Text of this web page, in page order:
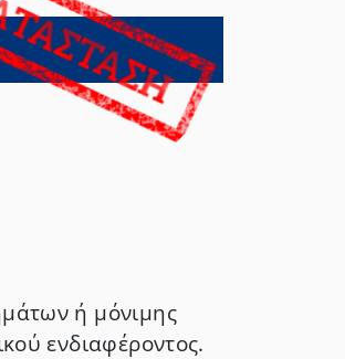
ή μόνιμης
ενδιαφέροντoς.